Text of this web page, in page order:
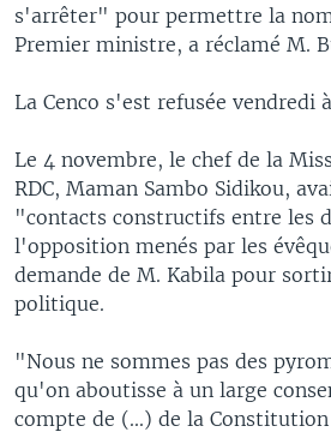
s'arrêter" pour permettre la
Premier ministre, a réclamé M.
La Cenco s'est refusée vendredi
Le 4 novembre, le chef de la
RDC, Maman Sambo Sidikou,
"contacts constructifs entre les
l'opposition menés par les
demande de M. Kabila pour
politique.
"Nous ne sommes pas des
qu'on aboutisse à un large
compte de (...) de la